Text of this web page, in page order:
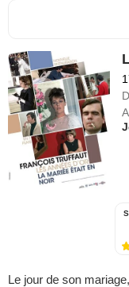
Le jour de son